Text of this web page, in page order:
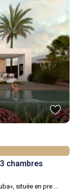
chambres
située en pre